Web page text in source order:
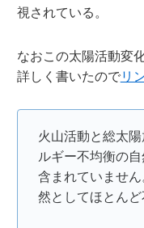
視されている。
なおこの太陽活動変
詳しく書いたのでリ
火山活動と総太
ルギー不均衡の
含まれていませ
然としてほとんど